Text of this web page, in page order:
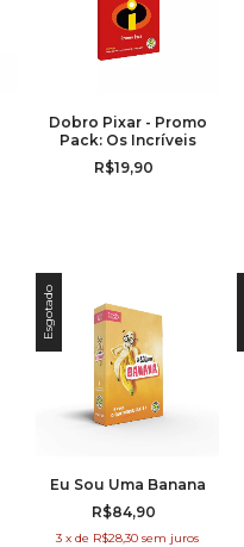
Dobro Pixar - Promo
Pack: Os Incríveis
R$19,90
Esgotado
Eu Sou Uma Banana
R$84,90
3 x de R$28,30 sem juros